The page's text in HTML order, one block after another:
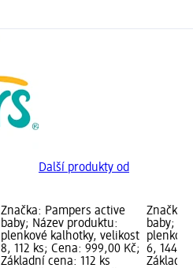
Další produkty od
Značka: Pampers active
baby; Název produktu:
plenkové kalhotky, velikost
8, 112 ks; Cena: 999,00 Kč;
Základní cena: 112 ks
Značka:
baby;
6, 144
Základní